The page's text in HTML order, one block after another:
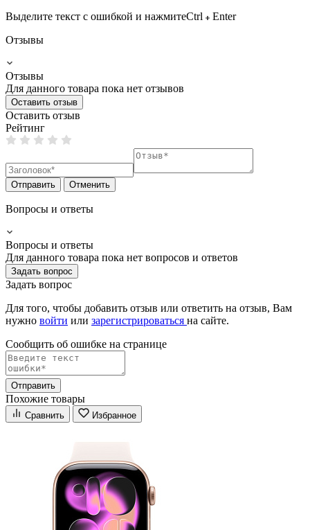
Выделите текст с ошибкой и нажмитеCtrl
Enter
Отзывы
Отзывы
Для данного товара пока нет отзывов
Оставить отзыв
Оставить отзыв
Рейтинг
Отправить Отменить
Вопросы и ответы
Вопросы и ответы
Для данного товара пока нет вопросов и ответов
Задать вопрос
Задать вопрос
Для того, чтобы добавить отзыв или ответить на отзыв, Вам
нужно войти или зарегистрироваться на сайте.
Сообщить об ошибке на страницe
Отправить
Похожие товары
Сравнить Избранное